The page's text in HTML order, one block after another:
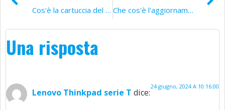
Cos'è la cartuccia del toner compatibile Canon 925?
Che cos'è l'aggiornamento del firmware della stampante?
Una risposta
Lenovo Thinkpad serie T dice:
24 giugno, 2024 A 10:16:00